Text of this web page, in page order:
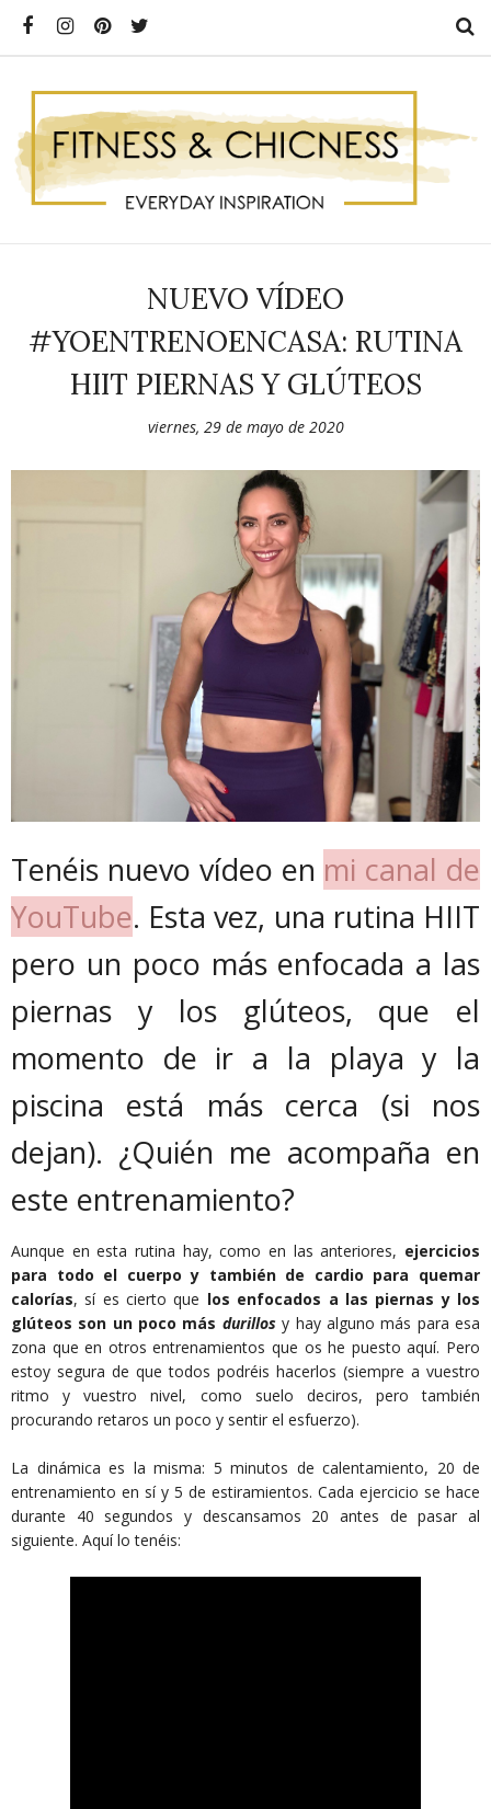
NUEVO VÍDEO
#YOENTRENOENCASA: RUTINA
HIIT PIERNAS Y GLÚTEOS
viernes, 29 de mayo de 2020
Tenéis nuevo vídeo en mi canal de
YouTube. Esta vez, una rutina HIIT
pero un poco más enfocada a las
piernas y los glúteos, que el
momento de ir a la playa y la
piscina está más cerca (si nos
dejan). ¿Quién me acompaña en
este entrenamiento?
Aunque en esta rutina hay, como en las anteriores, ejercicios
para todo el cuerpo y también de cardio para quemar
calorías, sí es cierto que los enfocados a las piernas y los
glúteos son un poco más durillos y hay alguno más para esa
zona que en otros entrenamientos que os he puesto aquí. Pero
estoy segura de que todos podréis hacerlos (siempre a vuestro
ritmo y vuestro nivel, como suelo deciros, pero también
procurando retaros un poco y sentir el esfuerzo).
La dinámica es la misma: 5 minutos de calentamiento, 20 de
entrenamiento en sí y 5 de estiramientos. Cada ejercicio se hace
durante 40 segundos y descansamos 20 antes de pasar al
siguiente. Aquí lo tenéis: